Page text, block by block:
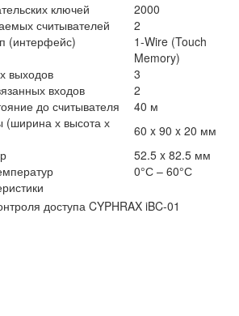
ключей
2000
считывателей
2
(интерфейс)
1-Wire (Touch
Memory)
выходов
3
входов
2
до считывателя
40 м
(ширина х высота х
60 x 90 x 20 мм
52.5 x 82.5 мм
0°С – 60°С